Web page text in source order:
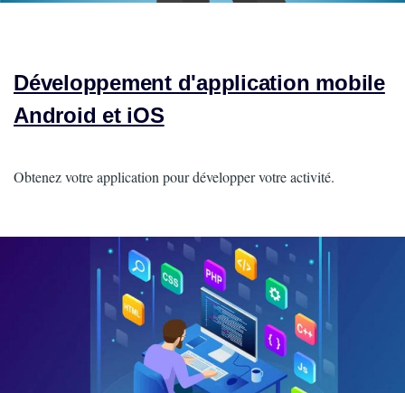
Développement d'application mobile
Android et iOS
Intro
Obtenez votre application pour développer votre activité.